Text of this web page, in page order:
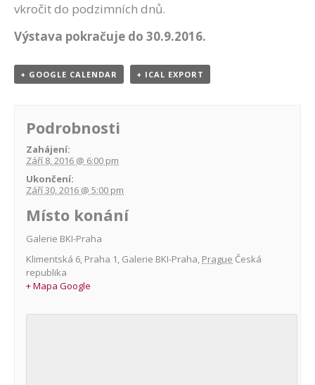
vkročit do podzimních dnů.
Výstava pokračuje do 30.9.2016.
+ GOOGLE CALENDAR + ICAL EXPORT
Podrobnosti
Zahájení:
Září 8, 2016 @ 6:00 pm
Ukončení:
Září 30, 2016 @ 5:00 pm
Místo konání
Galerie BKI-Praha
Klimentská 6, Praha 1, Galerie BKI-Praha, Prague Česká
republika
+ Mapa Google